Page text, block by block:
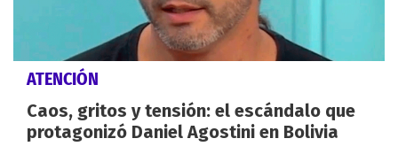
ATENCIÓN
Caos, gritos y tensión: el escándalo que
protagonizó Daniel Agostini en Bolivia